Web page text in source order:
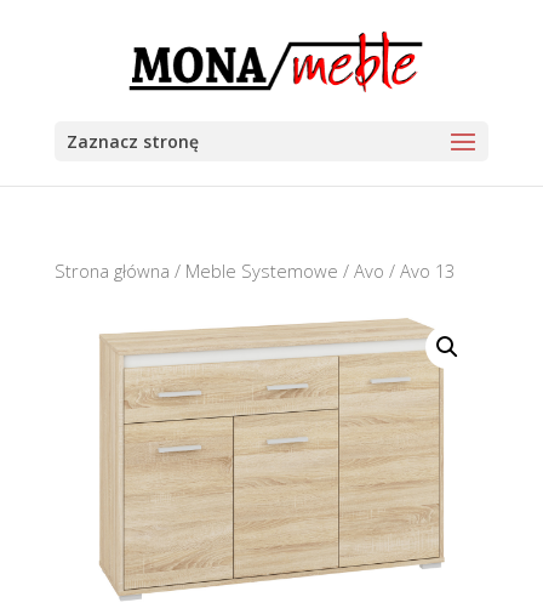
Zaznacz stronę
Strona główna / Meble Systemowe / Avo / Avo 13